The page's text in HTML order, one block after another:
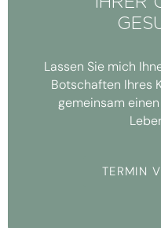
Lassen Sie mich
Botschaften Ihres
gemeinsam
TERMIN